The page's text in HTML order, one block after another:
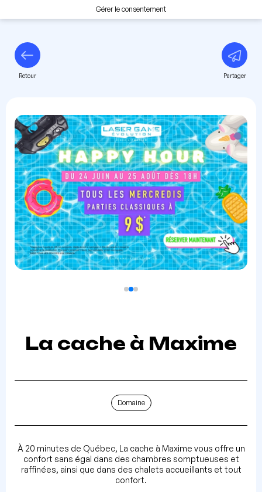
Gérer le consentement
Retour Partager
La cache à Maxime
Domaine
À 20 minutes de Québec, La cache à Maxime vous offre un
confort sans égal dans des chambres somptueuses et
raffinées, ainsi que dans des chalets accueillants et tout
confort.